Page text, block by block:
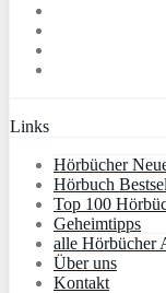
Links
Hörbücher
Hörbuch
Top 100
Geheimtipps
alle Hörbücher
Über uns
Kontakt